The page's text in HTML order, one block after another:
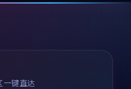
键直达